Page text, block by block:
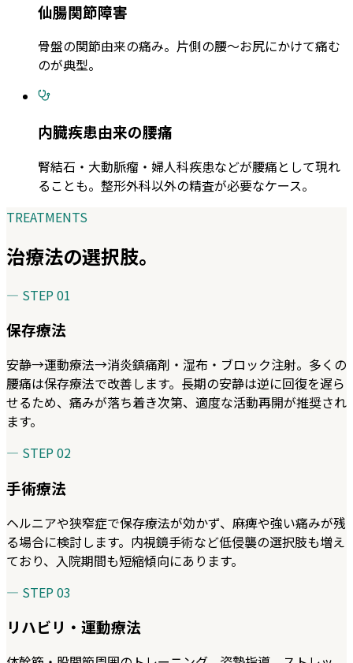
仙腸関節障害
骨盤の関節由来の痛み。片側の腰〜お尻にかけて痛む
のが典型。
内臓疾患由来の腰痛
腎結石・大動脈瘤・婦人科疾患などが腰痛として現れ
ることも。整形外科以外の精査が必要なケース。
TREATMENTS
治療法の選択肢。
— STEP01
保存療法
安静→運動療法→消炎鎮痛剤・湿布・ブロック注射。多くの
腰痛は保存療法で改善します。長期の安静は逆に回復を遅ら
せるため、痛みが落ち着き次第、適度な活動再開が推奨され
ます。
— STEP02
手術療法
ヘルニアや狭窄症で保存療法が効かず、麻痺や強い痛みが残
る場合に検討します。内視鏡手術など低侵襲の選択肢も増え
ており、入院期間も短縮傾向にあります。
— STEP03
リハビリ・運動療法